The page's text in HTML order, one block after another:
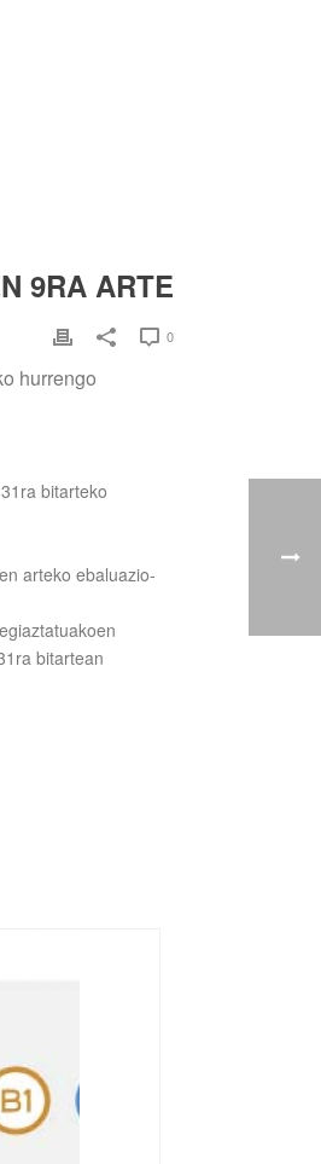
9RA ARTE
0
hurrengo
bitarteko
arteko ebaluazio-
bitartean